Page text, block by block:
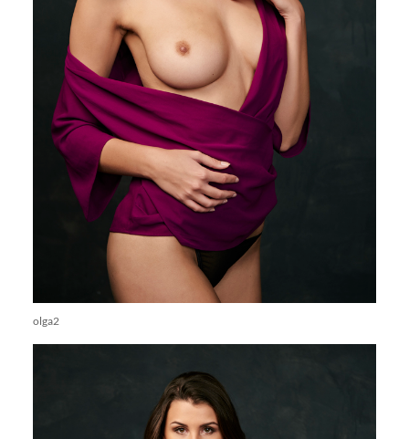
olga2